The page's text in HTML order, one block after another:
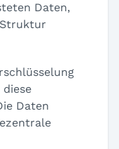
Daten,
Daten